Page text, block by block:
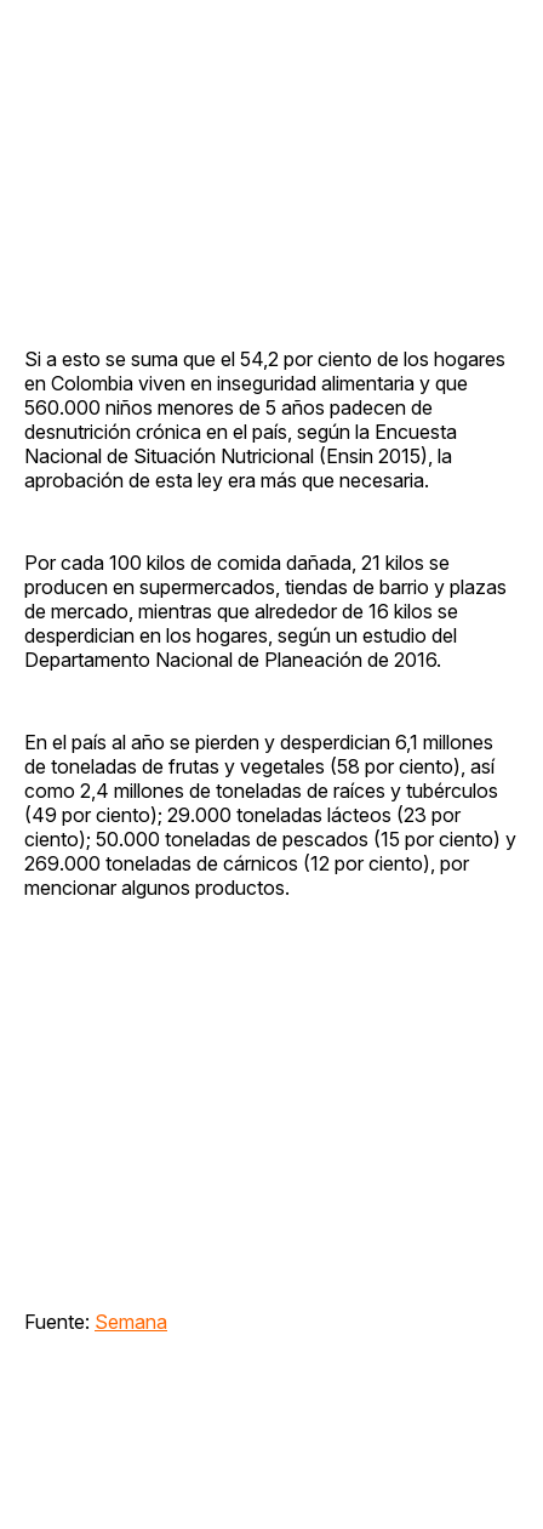
Si a esto se suma que el 54,2 por ciento de los hogares
en Colombia viven en inseguridad alimentaria y que
560.000 niños menores de 5 años padecen de
desnutrición crónica en el país, según la Encuesta
Nacional de Situación Nutricional (Ensin 2015), la
aprobación de esta ley era más que necesaria.
Por cada 100 kilos de comida dañada, 21 kilos se
producen en supermercados, tiendas de barrio y plazas
de mercado, mientras que alrededor de 16 kilos se
desperdician en los hogares, según un estudio del
Departamento Nacional de Planeación de 2016.
En el país al año se pierden y desperdician 6,1 millones
de toneladas de frutas y vegetales (58 por ciento), así
como 2,4 millones de toneladas de raíces y tubérculos
(49 por ciento); 29.000 toneladas lácteos (23 por
ciento); 50.000 toneladas de pescados (15 por ciento) y
269.000 toneladas de cárnicos (12 por ciento), por
mencionar algunos productos.
Fuente: Semana